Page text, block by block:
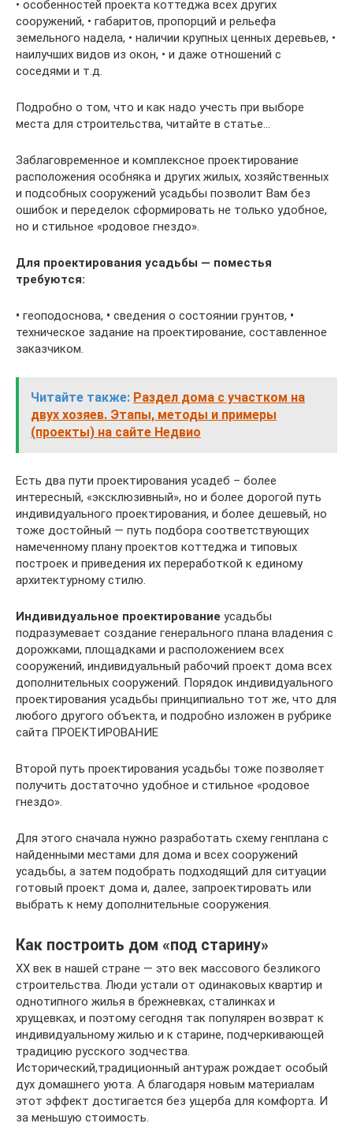
• особенностей проекта коттеджа всех других
сооружений, • габаритов, пропорций и рельефа
земельного надела, • наличии крупных ценных деревьев, •
наилучших видов из окон, • и даже отношений с
соседями и т.д.
Подробно о том, что и как надо учесть при выборе
места для строительства, читайте в статье…
Заблаговременное и комплексное проектирование
расположения особняка и других жилых, хозяйственных
и подсобных сооружений усадьбы позволит Вам без
ошибок и переделок сформировать не только удобное,
но и стильное «родовое гнездо».
Для проектирования усадьбы — поместья
требуются:
• геоподоснова, • сведения о состоянии грунтов, •
техническое задание на проектирование, составленное
заказчиком.
Читайте также: Раздел дома с участком на
двух хозяев. Этапы, методы и примеры
(проекты) на сайте Недвио
Есть два пути проектирования усадеб – более
интересный, «эксклюзивный», но и более дорогой путь
индивидуального проектирования, и более дешевый, но
тоже достойный — путь подбора соответствующих
намеченному плану проектов коттеджа и типовых
построек и приведения их переработкой к единому
архитектурному стилю.
Индивидуальное проектирование усадьбы
подразумевает создание генерального плана владения с
дорожками, площадками и расположением всех
сооружений, индивидуальный рабочий проект дома всех
дополнительных сооружений. Порядок индивидуального
проектирования усадьбы принципиально тот же, что для
любого другого объекта, и подробно изложен в рубрике
сайта ПРОЕКТИРОВАНИЕ
Второй путь проектирования усадьбы тоже позволяет
получить достаточно удобное и стильное «родовое
гнездо».
Для этого сначала нужно разработать схему генплана с
найденными местами для дома и всех сооружений
усадьбы, а затем подобрать подходящий для ситуации
готовый проект дома и, далее, запроектировать или
выбрать к нему дополнительные сооружения.
Как построить дом «под старину»
XX век в нашей стране — это век массового безликого
строительства. Люди устали от одинаковых квартир и
однотипного жилья в брежневках, сталинках и
хрущевках, и поэтому сегодня так популярен возврат к
индивидуальному жилью и к старине, подчеркивающей
традицию русского зодчества.
Исторический,традиционный антураж рождает особый
дух домашнего уюта. А благодаря новым материалам
этот эффект достигается без ущерба для комфорта. И
за меньшую стоимость.